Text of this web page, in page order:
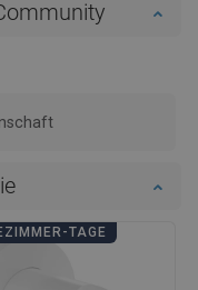
TAGE